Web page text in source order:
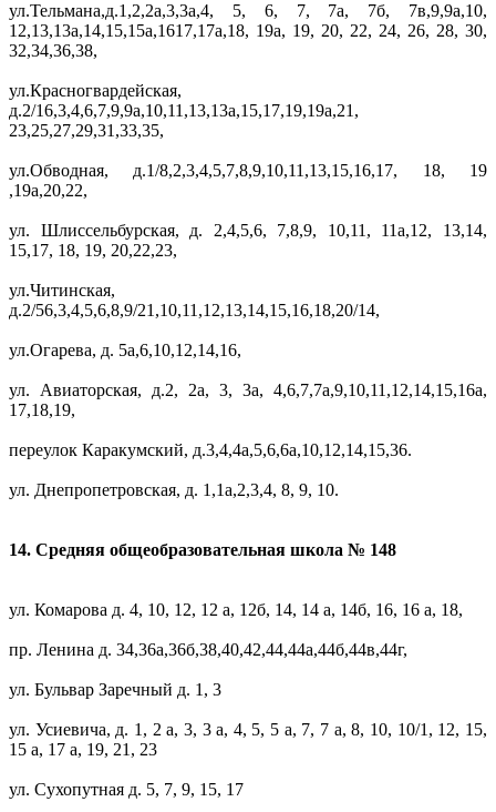
ул.Тельмана,д.1,2,2а,3,3а,4, 5, 6, 7, 7а, 7б, 7в,9,9а,10,
12,13,13а,14,15,15а,1617,17а,18, 19а, 19, 20, 22, 24, 26, 28, 30,
32,34,36,38,
ул.Красногвардейская,
д.2/16,3,4,6,7,9,9а,10,11,13,13а,15,17,19,19а,21,
23,25,27,29,31,33,35,
ул.Обводная, д.1/8,2,3,4,5,7,8,9,10,11,13,15,16,17, 18, 19
,19а,20,22,
ул. Шлиссельбурская, д. 2,4,5,6, 7,8,9, 10,11, 11а,12, 13,14,
15,17, 18, 19, 20,22,23,
ул.Читинская,
д.2/56,3,4,5,6,8,9/21,10,11,12,13,14,15,16,18,20/14,
ул.Огарева, д. 5а,6,10,12,14,16,
ул. Авиаторская, д.2, 2а, 3, 3а, 4,6,7,7а,9,10,11,12,14,15,16а,
17,18,19,
переулок Каракумский, д.3,4,4а,5,6,6а,10,12,14,15,36.
ул. Днепропетровская, д. 1,1а,2,3,4, 8, 9, 10.
14. Средняя общеобразовательная школа № 148
ул. Комарова д. 4, 10, 12, 12 а, 12б, 14, 14 а, 14б, 16, 16 а, 18,
пр. Ленина д. 34,36а,36б,38,40,42,44,44а,44б,44в,44г,
ул. Бульвар Заречный д. 1, 3
ул. Усиевича, д. 1, 2 а, 3, 3 а, 4, 5, 5 а, 7, 7 а, 8, 10, 10/1, 12, 15,
15 а, 17 а, 19, 21, 23
ул. Сухопутная д. 5, 7, 9, 15, 17